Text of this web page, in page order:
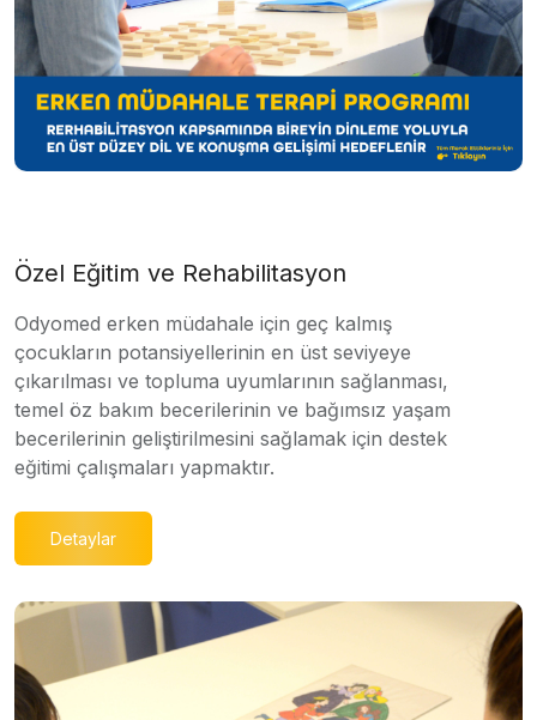
Özel Eğitim ve Rehabilitasyon
Odyomed erken müdahale için geç kalmış
çocukların potansiyellerinin en üst seviyeye
çıkarılması ve topluma uyumlarının sağlanması,
temel öz bakım becerilerinin ve bağımsız yaşam
becerilerinin geliştirilmesini sağlamak için destek
eğitimi çalışmaları yapmaktır.
Detaylar